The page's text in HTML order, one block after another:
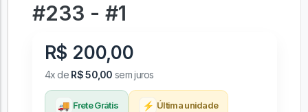
#233 - #1
R$ 200,00
4x de R$ 50,00 sem juros
🚚 Frete Grátis ⚡ Última unidade